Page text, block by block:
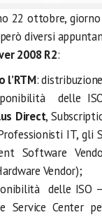
22 ottobre,
diversi
2008 R2:
l’RTM:
delle
Direct,
IT, gli
Software
Vendor);
delle ISO
Service Center